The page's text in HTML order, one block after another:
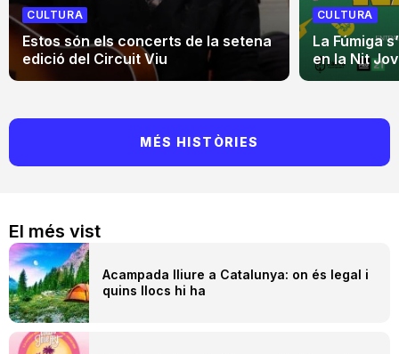
El més vist
Acampada lliure a Catalunya: on és legal i
quins llocs hi ha
CULTURA
Estos són els concerts de la setena
edició del Circuit Viu
CULTURA
La Fúmiga
en la Nit
MÉS HISTÒRIES